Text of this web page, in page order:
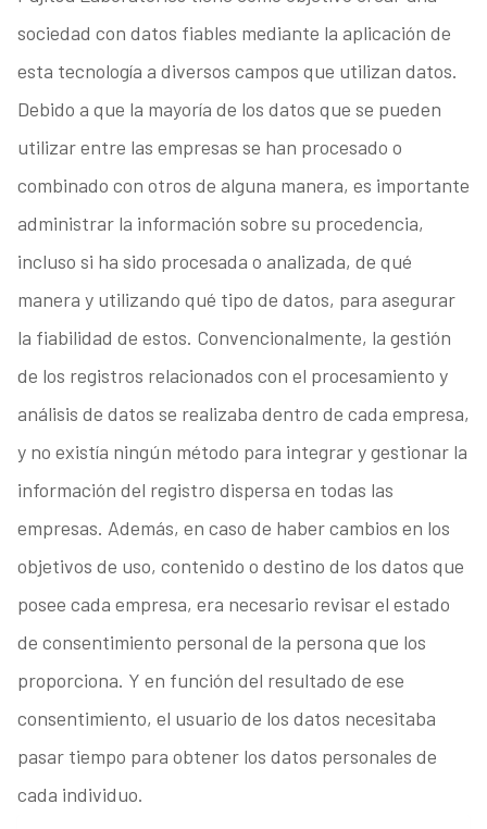
sociedad con datos fiables mediante la aplicación de
esta tecnología a diversos campos que utilizan datos.
Debido a que la mayoría de los datos que se pueden
utilizar entre las empresas se han procesado o
combinado con otros de alguna manera, es importante
administrar la información sobre su procedencia,
incluso si ha sido procesada o analizada, de qué
manera y utilizando qué tipo de datos, para asegurar
la fiabilidad de estos. Convencionalmente, la gestión
de los registros relacionados con el procesamiento y
análisis de datos se realizaba dentro de cada empresa,
y no existía ningún método para integrar y gestionar la
información del registro dispersa en todas las
empresas. Además, en caso de haber cambios en los
objetivos de uso, contenido o destino de los datos que
posee cada empresa, era necesario revisar el estado
de consentimiento personal de la persona que los
proporciona. Y en función del resultado de ese
consentimiento, el usuario de los datos necesitaba
pasar tiempo para obtener los datos personales de
cada individuo.